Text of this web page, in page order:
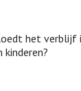
het verblijf